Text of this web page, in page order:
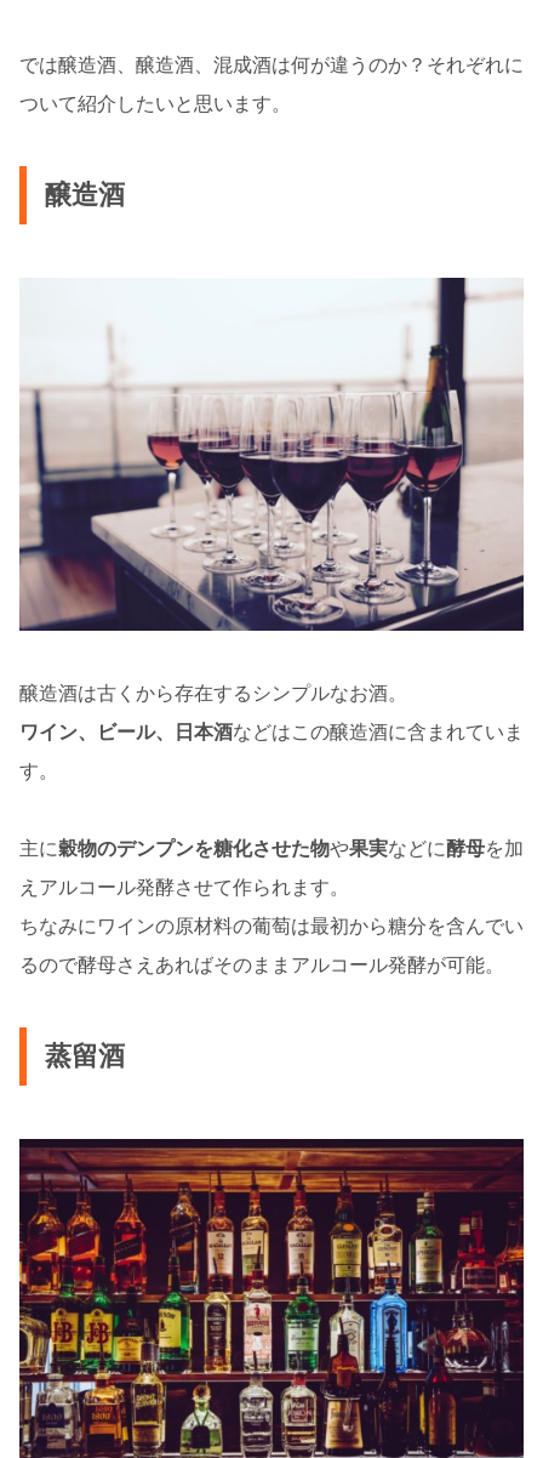
では醸造酒、醸造酒、混成酒は何が違うのか？それぞれに
ついて紹介したいと思います。
醸造酒
醸造酒は古くから存在するシンプルなお酒。
ワイン、ビール、日本酒などはこの醸造酒に含まれていま
す。
主に穀物のデンプンを糖化させた物や果実などに酵母を加
えアルコール発酵させて作られます。
ちなみにワインの原材料の葡萄は最初から糖分を含んでい
るので酵母さえあればそのままアルコール発酵が可能。
蒸留酒